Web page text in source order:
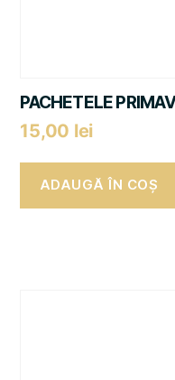
PACHETELE
15,00 lei
ADAUGĂ ÎN COȘ